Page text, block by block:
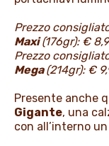
Prezzo
Maxi(176gr): €
Prezzo
Mega(214gr): €
Presente anche
Gigante, una
con all’interno